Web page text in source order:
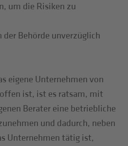
um die Risiken zu
der Behörde unverzüglich
eigene Unternehmen von
ist, ist es ratsam, mit
Berater eine betriebliche
und dadurch, neben
Unternehmen tätig ist,